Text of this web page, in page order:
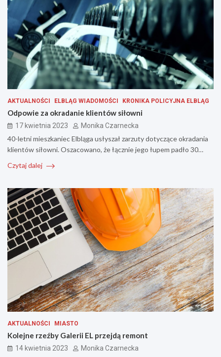
AKTUALNOŚCI ELBLĄG WIADOMOŚCI KRONIKA POLICYJNA ELBLĄG
Odpowie za okradanie klientów siłowni
17 kwietnia 2023 Monika Czarnecka
40-letni mieszkaniec Elbląga usłyszał zarzuty dotyczące okradania
klientów siłowni. Oszacowano, że łącznie jego łupem padło 30…
Czytaj dalej
AKTUALNOŚCI MIASTO
Kolejne rzeźby Galerii EL przejdą remont
14 kwietnia 2023 Monika Czarnecka